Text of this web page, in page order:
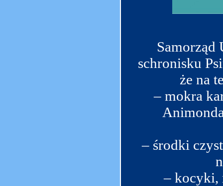
Samorząd
schronisku
że na
– mokra
– środki
– kocyki,